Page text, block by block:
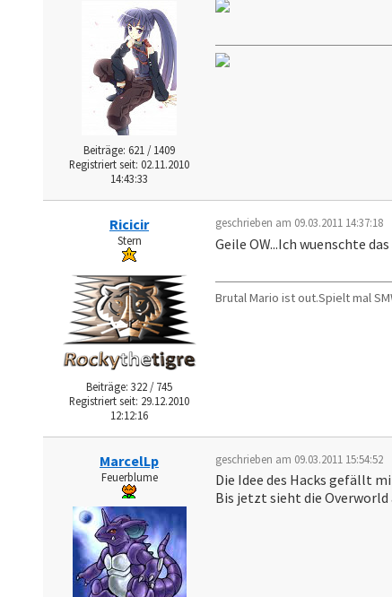
Beiträge: 621 / 1409
Registriert seit: 02.11.2010
14:43:33
Ricicir
Stern
Beiträge: 322 / 745
Registriert seit: 29.12.2010
12:12:16
geschrieben am 09.03.2011 14:37:18
Geile OW...Ich wuenschte
Brutal Mario ist out.Spielt mal
MarcelLp
Feuerblume
geschrieben am 09.03.2011 15:54:52
Die Idee des Hacks gefällt
Bis jetzt sieht die Overworld